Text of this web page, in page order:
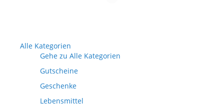
Alle Kategorien
Gehe zu Alle Kategorien
Gutscheine
Geschenke
Lebensmittel